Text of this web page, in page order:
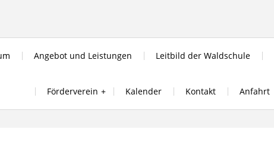
Angebot und Leistungen Leitbild der Waldschule
Förderverein Kalender Kontakt Anfahrt